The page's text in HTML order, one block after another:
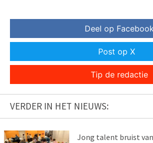
Deel op
Post op X
Tip de redactie
VERDER IN HET NIEUWS:
Jong talent bruist